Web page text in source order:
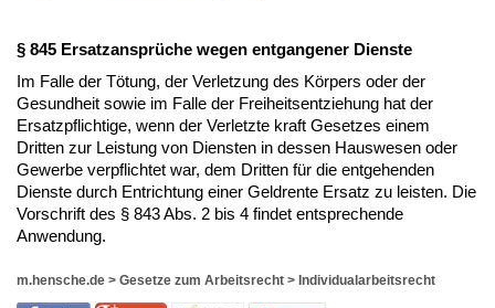
§ 845 Ersatzansprüche wegen entgangener Dienste
Im Falle der Tötung, der Verletzung des Körpers oder der
Gesundheit sowie im Falle der Freiheitsentziehung hat der
Ersatzpflichtige, wenn der Verletzte kraft Gesetzes einem
Dritten zur Leistung von Diensten in dessen Hauswesen oder
Gewerbe verpflichtet war, dem Dritten für die entgehenden
Dienste durch Entrichtung einer Geldrente Ersatz zu leisten. Die
Vorschrift des § 843 Abs. 2 bis 4 findet entsprechende
Anwendung.
m.hensche.de > Gesetze zum Arbeitsrecht > Individualarbeitsrecht